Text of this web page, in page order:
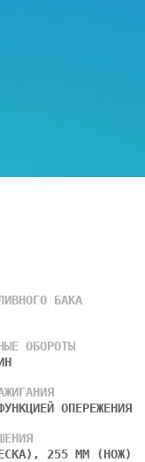
БАКА
ОБОРОТЫ
ОПЕРЕЖЕНИЯ
255 ММ (НОЖ)